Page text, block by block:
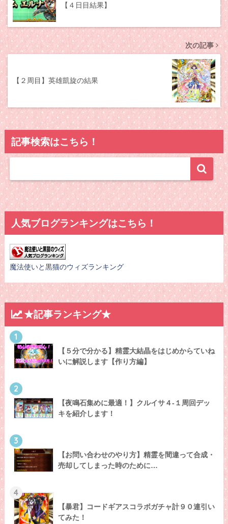
【４日目結果】
次の記事
【２周目】英雄凱旋の結果
記事検索はこちら！
人気ブログランキングはこちら！
魔法使いと黒猫のウィズランキング
★記事ランキング★
1
【５分で分かる】精霊大結晶をはじめからていね
いに解説します【作り方編】
2
【夜鳴石集めに最適！】クルイサ４-１周回デッ
キを紹介します！
3
【お問い合わせのやり方】精霊を間違って合成・
売却してしまった時のために…
4
【暴君】コードギアスコラボガチャ計９０連引い
てみた！